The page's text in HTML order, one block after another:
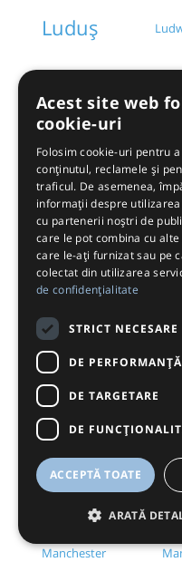
Luduș
Lugoj
Lunca BT
Luncani Lund
Luptători Luton
Lygiá Lyon
Maghera
Mainz Malacky
Malmö Malu
Mamaia
Mănăstirea Agapia
Mânăstirea Doamnei
Mănăstirea Sihastria
Manchester
Acest site web
cookie-uri
Folosim cookie-uri pentru
conținutul, reclamele și
traficul. De asemenea,
informații despre
cu partenerii noștri de
care le pot combina cu
care le-ați furnizat sau pe
colectat din utilizarea
de confidențialitate
STRICT NECESARE
DE PERFORMANȚĂ
DE TARGETARE
DE
ACCEPTĂ TOATE
ARATĂ